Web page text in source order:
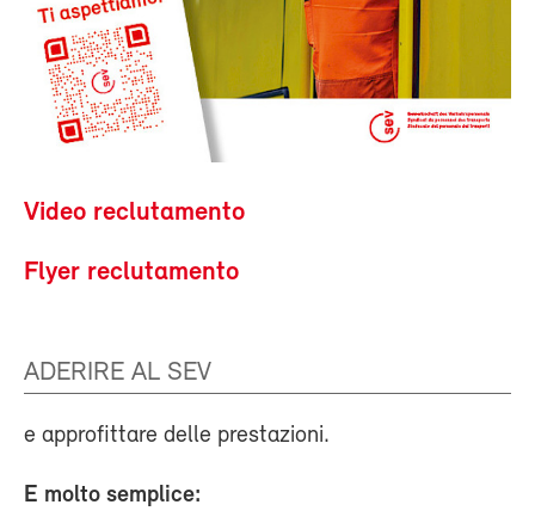
Video reclutamento
Flyer reclutamento
ADERIRE AL SEV
e approfittare delle prestazioni.
E molto semplice: